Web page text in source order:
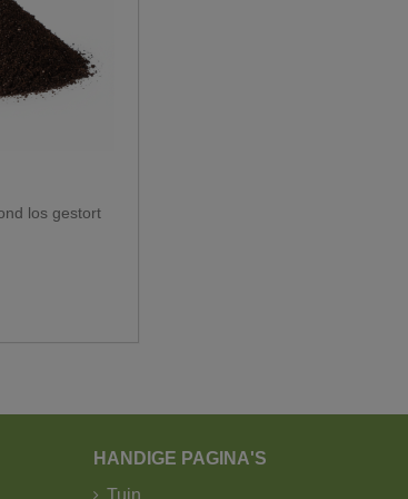
zijn voor de vrachtwagen om te draaien.
los gestort
HANDIGE PAGINA'S
Tuin